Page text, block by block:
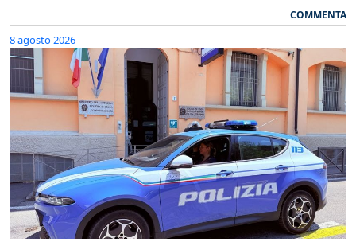
COMMENTA
8 agosto 2026